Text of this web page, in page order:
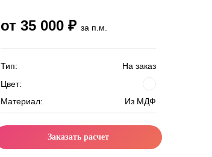
от 35 000 ₽за п.м.
Тип:
На заказ
Цвет:
Материал:
Из МДФ
Заказать расчет